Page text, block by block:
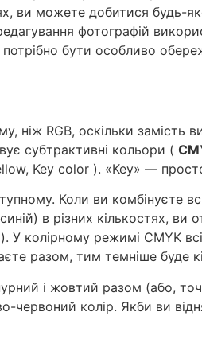
ви можете добитися будь-
фотографій
бути особливо
ніж RGB, оскільки замість
субтрактивні кольори (
Key color ). «Key» —
Коли ви комбінуєте
в різних кількостях, ви
У колірному режимі CMYK
разом, тим темніше буде
і жовтий разом (або,
червоний колір. Якби ви